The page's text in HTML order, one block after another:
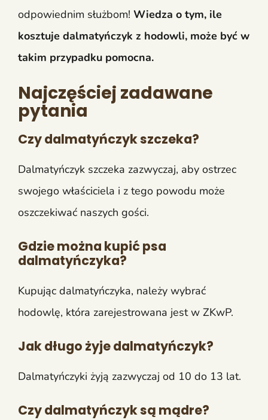
odpowiednim służbom! Wiedza o tym, ile
kosztuje dalmatyńczyk z hodowli, może być w
takim przypadku pomocna.
Najczęściej zadawane
pytania
Czy dalmatyńczyk szczeka?
Dalmatyńczyk szczeka zazwyczaj, aby ostrzec
swojego właściciela i z tego powodu może
oszczekiwać naszych gości.
Gdzie można kupić psa
dalmatyńczyka?
Kupując dalmatyńczyka, należy wybrać
hodowlę, która zarejestrowana jest w ZKwP.
Jak długo żyje dalmatyńczyk?
Dalmatyńczyki żyją zazwyczaj od 10 do 13 lat.
Czy dalmatyńczyk są mądre?